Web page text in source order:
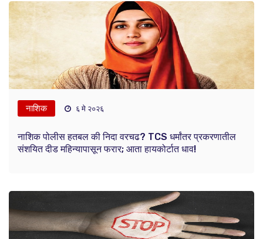
नाशिक ६ मे २०२६
नाशिक पोलीस हतबल की निदा वरचढ? TCS धर्मांतर प्रकरणातील
संशयित दीड महिन्यापासून फरार; आता हायकोर्टात धाव!